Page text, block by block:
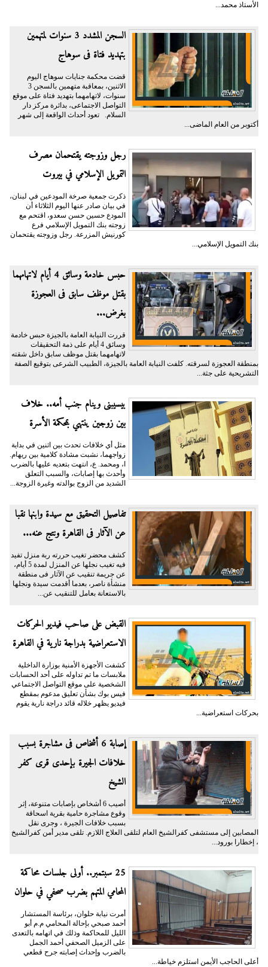
الأستاذ محمد...
السجن المشدد 3 سنوات لمتهمين
بتهديد فتاة فى سوهاج
قضت محكمة جنايات سوهاج اليوم
الاثنين، بمعاقبة متهمين بالسجن 3
سنوات، لاتهامهما بتهديد فتاة على موقع
التواصل الاجتماعى، بدائرة مركز دار
السلام. تعود أحداث الواقعة إلى شهر
أكتوبر من العام الماضى...
رجل وزوجته يقتحمان مصرف
التمويل الإسلامي في بيروت
ذكرت جمعية صرخة المودعين في لبنان،
في بيان صادر عنها اليوم الثلاثاء أن
المودع حسين حسن سعدو، اقتحم مع
زوجته بنك التمويل الإسلامي فرع
كورنيش المزرعة. رجل وزوجته يقتحمان
بنك التمويل الإسلامي...
حبس خادمة وسائق 4 أيام لاتهامهما
بقتل موظف سابق فى العجوزة
بغرض...
قررت النيابة العامة بالجيزة حبس خادمة
وسائق 4 أيام على ذمة التحقيقات
لاتهامهما بقتل موظف سابق داخل شقته
بمنطقة العجوزة لسرقته. كلفت النيابة العامة بالجيزة، الطبيب الشرعى بتوقيع الصفة
التشريحية على جثة...
بيسيبنى وينام جنب أمه.. خلاف
بين زوجين ينتهي بمحكمة الأسرة
مثل أي خلافات تحدث بين اثنين في بداية
زواجهما، نشبت مشادة كلامية بين ريهام.
ا، ومحمد. ع، انتهت بتعديه عليها بالضرب
وأحدث بها إصابات، والسبب التعلق
الشديد من الزوج بوالدته وغيرة الزوجة...
تفاصيل التحقيق مع سيدة وابنها نقبا
عن الآثار فى القاهرة ونتج عنه...
كشف محضر تغيب حررته ربة منزل تفيد
فيه تغيب نجلها عن المنزل لمدة 5 أيام،
عن جريمة تنقيب عن الآثار فى منطقة
منشأة ناصر، بعدما أقدمت سيدة ونجلها
بالاستعانة بعامل للتنقيب عن...
القبض على صاحب فيديو الحركات
الاستعراضية بدراجة نارية في القاهرة
كشفت الأجهزة الأمنية بوزارة الداخلية
ملابسات ما تم تداوله على أحد الحسابات
الشخصية على موقع التواصل الاجتماعي
فيس بوك بشأن تعليق مدعوم بمقطع
فيديو يظهر خلاله قائد دراجة نارية يقوم
بحركات استعراضية...
إصابة 6 أشخاص فى مشاجرة بسبب
خلافات الجيرة بإحدى قرى كفر
الشيخ
أصيب 6 أشخاص بإصابات متنوعة، إثر
وقوع مشاجرة حامية بقرية اسحاقة
بسبب خلافات الجيرة ، وجرى نقل
المصابين إلى مستشفى كفرالشيخ العام لتلقى العلاج اللازم. تلقى مدير أمن كفرالشيخ
، إخطارا بورود...
25 سبتمبر.. أولى جلسات محاكمة
المحامي المتهم بضرب صحفي في حلوان
أمرت نيابة حلوان، برئاسة المستشار
أحمد صبحي بإحالة المحامي م.م أبو
الليل للمحاكمة وذلك في اتهامه بالتعدى
على الزميل الصحفي أحمد الجمل
بالضرب وإحداث إصابته جرح قطعي
أعلى الحاجب الأيمن استلزم خياطة...